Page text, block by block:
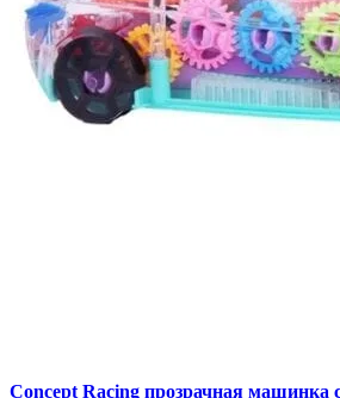
Concept Racing прозрачная машинка